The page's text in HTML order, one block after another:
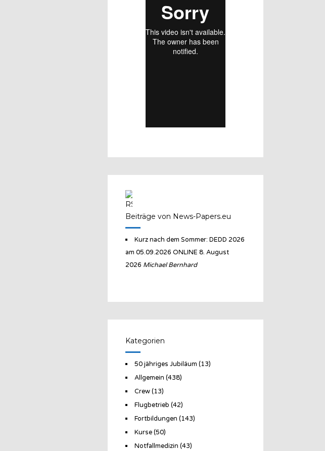
Beiträge von News-Papers.eu
Kurz nach dem Sommer: DEDD 2026
am 05.09.2026 ONLINE 8. August
2026 Michael Bernhard
Kategorien
50 jähriges Jubiläum (13)
Allgemein (438)
Crew(13)
Flugbetrieb (42)
Fortbildungen (143)
Kurse(50)
Notfallmedizin (43)